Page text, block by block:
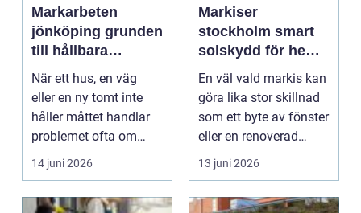
Markarbeten
jönköping grunden
till hållbara
byggprojekt
När ett hus, en väg
eller en ny tomt inte
håller måttet handlar
problemet ofta om
marken under. Bra ...
14 juni 2026
Markiser
stockholm smart
solskydd för hem,
balkong och
uteplats
En väl vald markis kan
göra lika stor skillnad
som ett byte av fönster
eller en renoverad
altan. Rät...
13 juni 2026